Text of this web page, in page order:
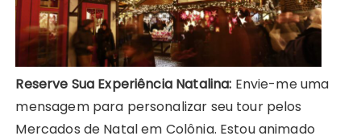
Reserve Sua Experiência Natalina: Envie-me uma
mensagem para personalizar seu tour pelos
Mercados de Natal em Colônia. Estou animado